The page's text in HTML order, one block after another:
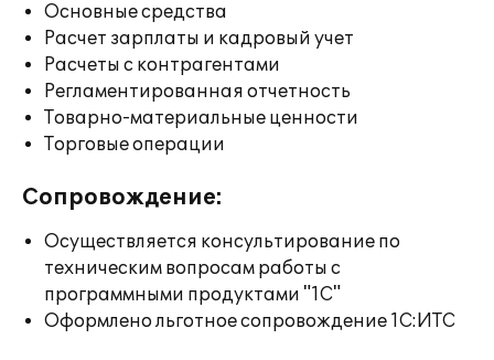
Основные средства
Расчет зарплаты и кадровый учет
Расчеты с контрагентами
Регламентированная отчетность
Товарно-материальные ценности
Торговые операции
Сопровождение:
Осуществляется консультирование по
техническим вопросам работы с
программными продуктами "1С"
Оформлено льготное сопровождение 1С:ИТС